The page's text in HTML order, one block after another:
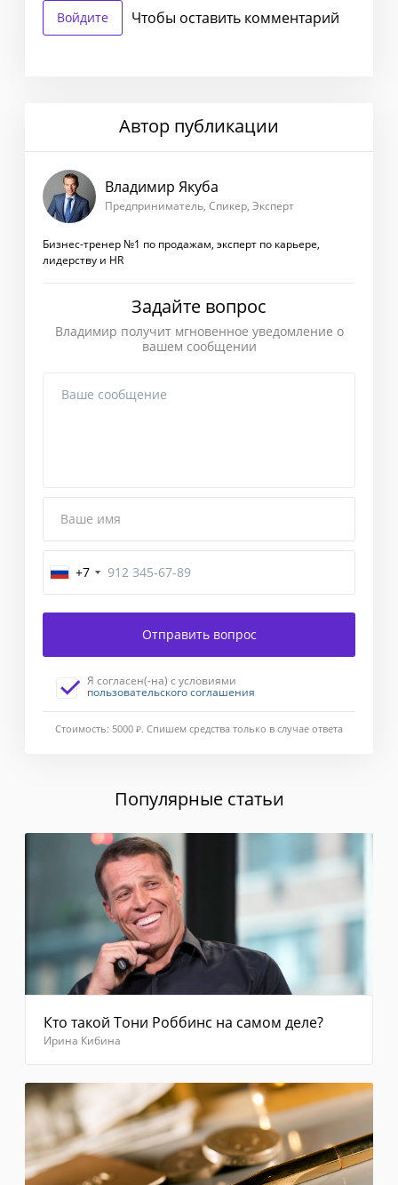
Войдите Чтобы оставить комментарий
Автор публикации
Владимир Якуба
Предприниматель, Спикер, Эксперт
Бизнес-тренер №1 по продажам, эксперт по карьере,
лидерству и HR
Задайте вопрос
Владимир получит мгновенное уведомление о
вашем сообщении
Ваше имя
+7
Завершение
Введите
подтверждения,
отправленный
Вам
течение
сообщение
приходит,
выберите
"Отправить
повторно"
Отправить
Отправить вопрос
Я согласен(-на) с условиями
пользовательского соглашения
Стоимость: 5000 Ж. Спишем средства только в случае ответа
Популярные статьи
Кто такой Тони Роббинс на самом деле?
Ирина Кибина